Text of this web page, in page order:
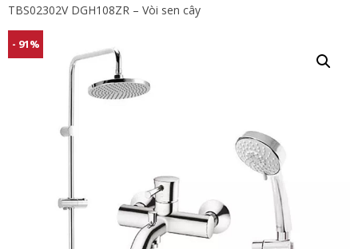
TBS02302V DGH108ZR – Vòi sen cây
- 91%